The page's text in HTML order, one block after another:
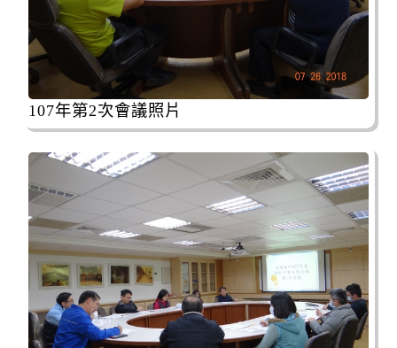
107年第2次會議照片